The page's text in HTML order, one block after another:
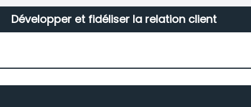
Développer et fidéliser la relation client